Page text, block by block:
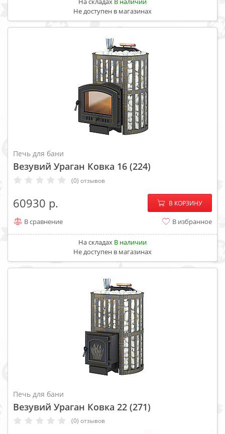
Не доступен в магазинах
Печь для бани
Везувий Ураган Ковка 16 (224)
(0) отзывов
60930 − +
В КОРЗИНУ
В сравнение В избранное
На складах В наличии
Не доступен в магазинах
Печь для бани
Везувий Ураган Ковка 22 (271)
(0) отзывов